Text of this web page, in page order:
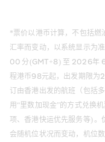
*票价以港币计算，不包括燃
汇率而变动，以系统显示为
00 分(GMT+8) 至 2026年
程港币98元起，出发期限
订由香港出发的航班（包括
用“里数加现金”的方式兑换
项、香港快运优先服务等)
会随机位状况而变动，机位